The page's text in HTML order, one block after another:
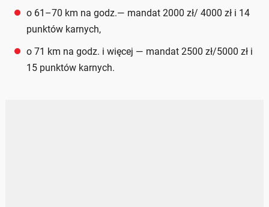
o 61–70 km na godz.— mandat 2000 zł/ 4000 zł i 14
punktów karnych,
o 71 km na godz. i więcej — mandat 2500 zł/5000 zł i
15 punktów karnych.